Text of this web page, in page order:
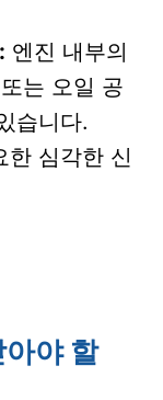
엔진 내부의
는 오일 공
습니다.
한 심각한 신
야 할